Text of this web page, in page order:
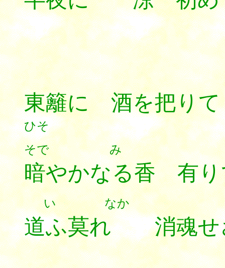
東籬に 酒を把り
そで み
暗やかなる香 有
い なか
道ふ莫れ 消魂せ